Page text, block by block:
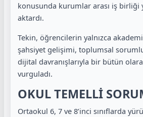
konusunda kurumlar arası iş
aktardı.
Tekin, öğrencilerin yalnızca
şahsiyet gelişimi, toplumsal
dijital davranışlarıyla bir bütün
vurguladı.
OKUL TEMELLİ
Ortaokul 6, 7 ve 8’inci sınıflarda